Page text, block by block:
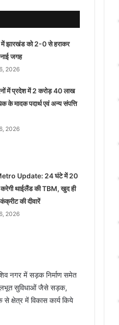
में झारखंड को 2-0 से हराकर
जगह
2026
में प्रदेश में 2 करोड़ 40 लाख
के मादक पदार्थ एवं अन्य संपत्ति
2026
Update: 24 घंटे में 20
करेगी थाईलैंड की TBM, खुद ही
की दीवारें
2026
शिव नगर में सड़क निर्माण समेत
मूलभूत सुविधाओं जैसे सड़क,
क्षेत्र में विकास कार्य किये